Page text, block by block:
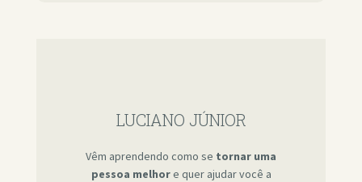
LUCIANO JÚNIOR
Vêm aprendendo como se tornar uma
pessoa melhore quer ajudar você a